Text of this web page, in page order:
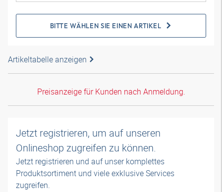
BITTE WÄHLEN SIE EINEN ARTIKEL
Artikeltabelle anzeigen
Preisanzeige für Kunden nach Anmeldung.
Jetzt registrieren, um auf unseren
Onlineshop zugreifen zu können.
Jetzt registrieren und auf unser komplettes
Produktsortiment und viele exklusive Services
zugreifen.